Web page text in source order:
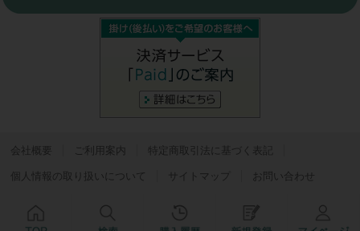
会社概要 ご利用案内 特定商取引法に基づく表記
個人情報の取り扱いについて サイトマップ お問い合わせ
Copyright © プロフーズビジネス All Rights Reserved. Powered by